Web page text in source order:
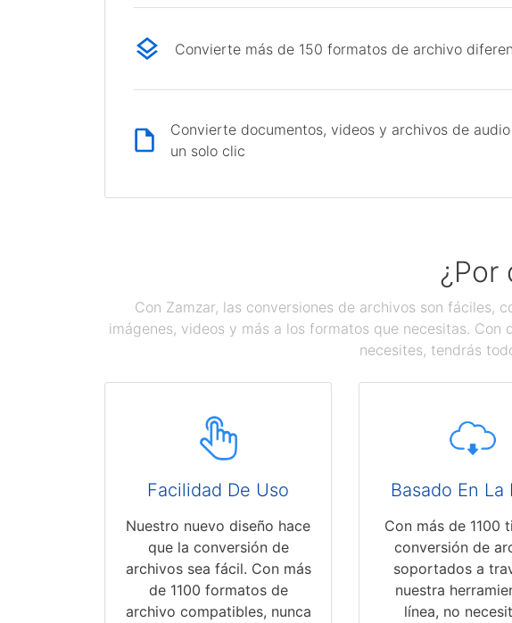
Convierte más de 150 formatos de archivo
Convierte documentos, videos y archivos de
un solo clic
¿Por
Con Zamzar, las conversiones de archivos son fáciles,
imágenes, videos y más a los formatos que necesitas.
necesites, tendrás
Facilidad De Uso
Nuestro nuevo diseño hace
que la conversión de
archivos sea fácil. Con más
de 1100 formatos de
archivo compatibles, nunca
Basado En La
Con más de 1100
conversión de
soportados a
nuestra
línea, no